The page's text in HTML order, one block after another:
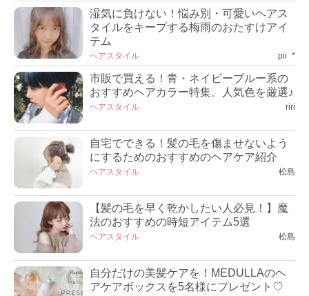
湿気に負けない！悩み別・可愛いヘアス
タイルをキープする梅雨のおたすけアイ
テム
ヘアスタイル pii_*
市販で買える！青・ネイビーブルー系の
おすすめヘアカラー特集。人気色を厳選♪
ヘアスタイル riri
自宅でできる！髪の毛を傷ませないよう
にするためのおすすめのヘアケア紹介
ヘアスタイル 松島
【髪の毛を早く乾かしたい人必見！】魔
法のおすすめの時短アイテム5選
ヘアスタイル 松島
自分だけの美髪ケアを！MEDULLAのヘ
アケアボックスを5名様にプレゼント♡